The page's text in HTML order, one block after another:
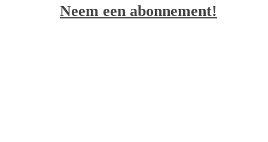
Neem een abonnement!